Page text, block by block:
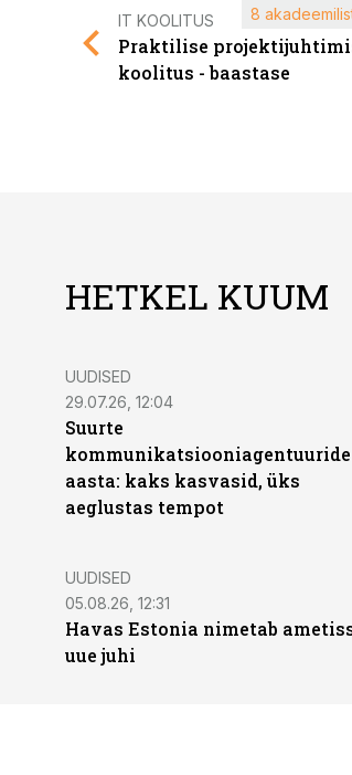
IT KOOLITUS
Praktilise
koolitus - baastase
8
HETKEL KUUM
UUDISED
29.07.26, 12:04
Suurte
kommunikatsiooniagentuuride
aasta: kaks kasvasid, üks
aeglustas tempot
UUDISED
05.08.26, 12:31
Havas Estonia nimetab
uue juhi